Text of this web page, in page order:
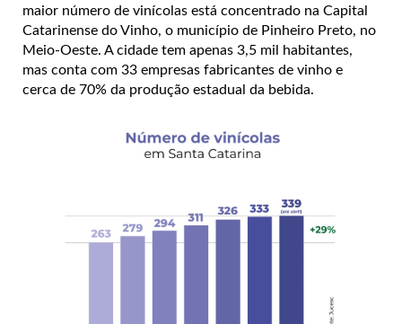
maior número de vinícolas está concentrado na Capital
Catarinense do Vinho, o município de Pinheiro Preto, no
Meio-Oeste. A cidade tem apenas 3,5 mil habitantes,
mas conta com 33 empresas fabricantes de vinho e
cerca de 70% da produção estadual da bebida.